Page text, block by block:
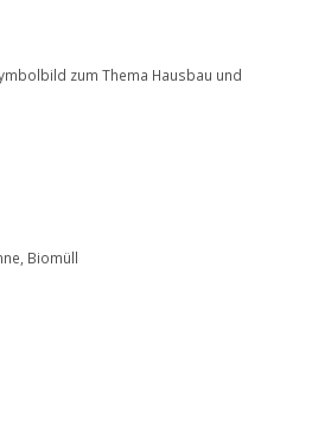
zum Thema Hausbau und
Biomüll